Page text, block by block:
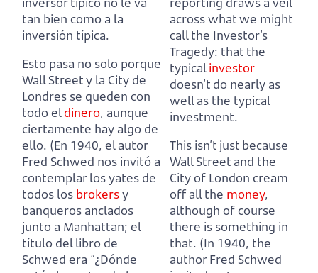
tan bien como a la
inversión típica.
Esto pasa no solo porque
Wall Street y la City de
Londres se queden con
todo eldinero, aunque
ciertamente hay algo de
ello. (En 1940, el autor
Fred Schwed nos invitó a
contemplar los yates de
todos los brokersy
banqueros anclados
junto a Manhattan; el
título del libro de
Schwed era “¿Dónde
across what we might
call the Investor’s
Tragedy: that the
typicalinvestor
doesn’t do nearly as
well as the typical
investment.
This isn’t just because
Wall Street and the
City of London cream
off all the money,
although of course
there is something in
that. (In 1940, the
author Fred Schwed